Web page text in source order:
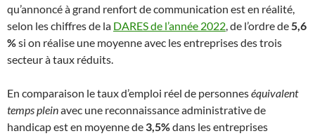
qu’annoncé à grand renfort de communication est en réalité,
selon les chiffres de la DARES de l’année 2022, de l’ordre de5,6
%si on réalise une moyenne avec les entreprises des trois
secteur à taux réduits.
En comparaison le taux d’emploi réel de personneséquivalent
temps pleinavec une reconnaissance administrative de
handicap est en moyenne de 3,5%dans les entreprises